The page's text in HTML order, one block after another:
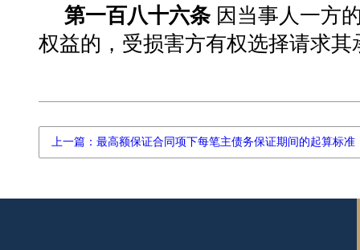
第一百八十六条因当事人一方
权益的，受损害方有权选择请求
上一篇：最高额保证合同项下每笔主债务保证期间的起算标准